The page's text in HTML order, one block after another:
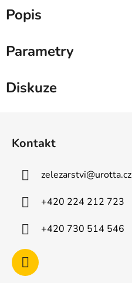
Popis
Parametry
Diskuze
Kontakt
zelezarstvi@urotta.cz
+420 224 212 723
+420 730 514 546